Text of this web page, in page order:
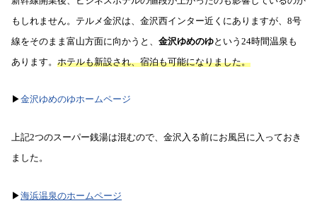
もしれません。テルメ金沢は、金沢西インター近くにありますが、8号
線をそのまま富山方面に向かうと、 金沢ゆめのゆという24時間温泉も
あります。 ホテルも新設され、宿泊も可能になりました。
▶︎金沢ゆめのゆホームページ
上記2つのスーパー銭湯は混むので、金沢入る前にお風呂に入っておき
ました。
▶︎海浜温泉のホームページ